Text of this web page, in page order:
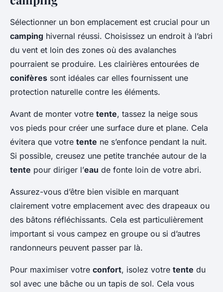
Sélectionner un bon emplacement est crucial pour un
camping hivernal réussi. Choisissez un endroit à l’abri
du vent et loin des zones où des avalanches
pourraient se produire. Les clairières entourées de
conifères sont idéales car elles fournissent une
protection naturelle contre les éléments.
Avant de monter votre tente, tassez la neige sous
vos pieds pour créer une surface dure et plane. Cela
évitera que votre tente ne s’enfonce pendant la nuit.
Si possible, creusez une petite tranchée autour de la
tente pour diriger l’eau de fonte loin de votre abri.
Assurez-vous d’être bien visible en marquant
clairement votre emplacement avec des drapeaux ou
des bâtons réfléchissants. Cela est particulièrement
important si vous campez en groupe ou si d’autres
randonneurs peuvent passer par là.
Pour maximiser votre confort, isolez votre tente du
sol avec une bâche ou un tapis de sol. Cela vous